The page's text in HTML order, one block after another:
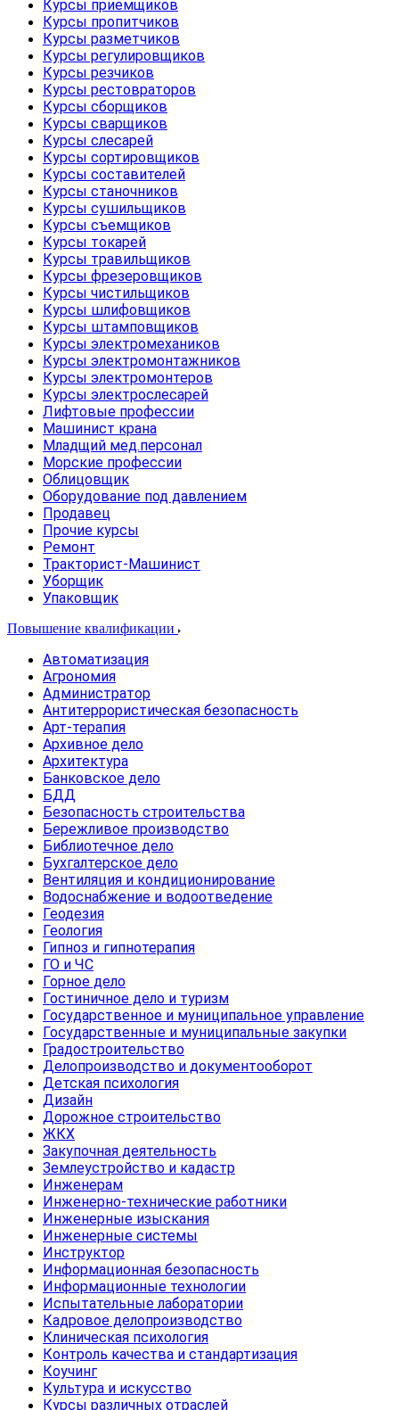
Курсы приемщиков
Курсы пропитчиков
Курсы разметчиков
Курсы регулировщиков
Курсы резчиков
Курсы рестовраторов
Курсы сборщиков
Курсы сварщиков
Курсы слесарей
Курсы сортировщиков
Курсы составителей
Курсы станочников
Курсы сушильщиков
Курсы съемщиков
Курсы токарей
Курсы травильщиков
Курсы фрезеровщиков
Курсы чистильщиков
Курсы шлифовщиков
Курсы штамповщиков
Курсы электромехаников
Курсы электромонтажников
Курсы электромонтеров
Курсы электрослесарей
Лифтовые профессии
Машинист крана
Младщий мед.персонал
Морские профессии
Облицовщик
Оборудование под давлением
Продавец
Прочие курсы
Ремонт
Тракторист-Машинист
Уборщик
Упаковщик
Повышение квалификации
Автоматизация
Агрономия
Администратор
Антитеррористическая безопасность
Арт-терапия
Архивное дело
Архитектура
Банковское дело
БДД
Безопасность строительства
Бережливое производство
Библиотечное дело
Бухгалтерское дело
Вентиляция и кондиционирование
Водоснабжение и водоотведение
Геодезия
Геология
Гипноз и гипнотерапия
ГО и ЧС
Горное дело
Гостиничное дело и туризм
Государственное и муниципальное управление
Государственные и муниципальные закупки
Градостроительство
Делопроизводство и документооборот
Детская психология
Дизайн
Дорожное строительство
ЖКХ
Закупочная деятельность
Землеустройство и кадастр
Инженерам
Инженерно-технические работники
Инженерные изыскания
Инженерные системы
Инструктор
Информационная безопасность
Информационные технологии
Испытательные лаборатории
Кадровое делопроизводство
Клиническая психология
Контроль качества и стандартизация
Коучинг
Культура и искусство
Курсы различных отраслей